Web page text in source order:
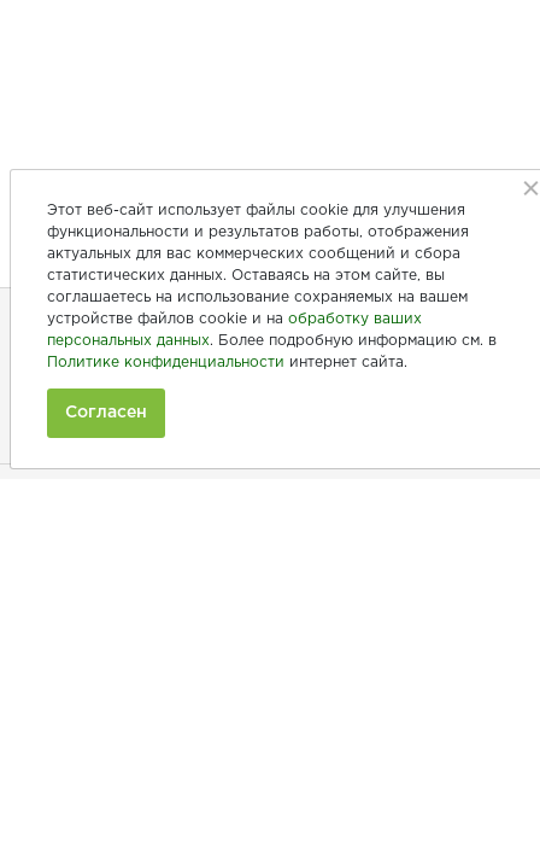
+7 (846) 275-20-10
+7 (902) 375-20-10
Этот веб-сайт использует файлы cookie для улучшения
функциональности и результатов работы, отображения
актуальных для вас коммерческих сообщений и сбора
статистических данных. Оставаясь на этом сайте, вы
соглашаетесь на использование сохраняемых на вашем
устройстве файлов cookie и на обработку ваших
персональных данных. Более подробную информацию см. в
Политике конфиденциальности интернет сайта.
Согласен